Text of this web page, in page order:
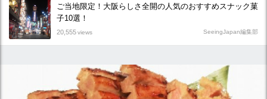
ご当地限定！大阪らしさ全開の人気のおすすめスナック菓
子10選！
20,555views SeeingJapan編集部